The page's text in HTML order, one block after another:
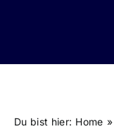
Du bist hier: Home